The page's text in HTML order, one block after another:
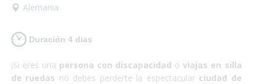
Alemania
Duración 4 dias
¡Si eres una persona con discapacidad oviajas en silla
de ruedas no debes perderte la espectacular ciudad de